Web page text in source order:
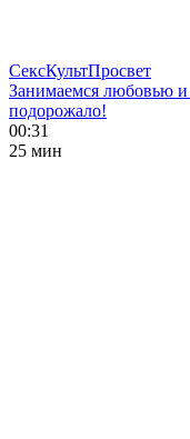
СексКультПросвет
Занимаемся любовью и
подорожало!
00:31
25 мин